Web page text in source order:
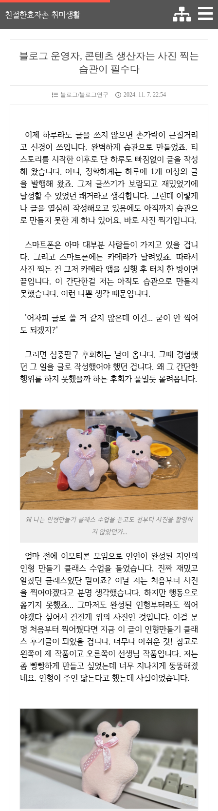
친절한효자손 취미생활
블로그 운영자, 콘텐츠 생산자는 사진 찍는
습관이 필수다
블로그/블로그연구 2024. 11. 7. 22:54
이제 하루라도 글을 쓰지 않으면 손가락이 근질거리
고 신경이 쓰입니다. 완벽하게 습관으로 만들었죠. 티
스토리를 시작한 이후로 단 하루도 빠짐없이 글을 작성
해 왔습니다. 아니, 정확하게는 하루에 1개 이상의 글
을 발행해 왔죠. 그저 글쓰기가 보람되고 재밌었기에
달성할 수 있었던 쾌거라고 생각합니다. 그런데 이렇게
나 글을 열심히 작성해오고 있음에도 아직까지 습관으
로 만들지 못한 게 하나 있어요. 바로 사진 찍기입니다.
스마트폰은 아마 대부분 사람들이 가지고 있을 겁니
다. 그리고 스마트폰에는 카메라가 달려있죠. 따라서
사진 찍는 건 그저 카메라 앱을 실행 후 터치 한 방이면
끝입니다. 이 간단한걸 저는 아직도 습관으로 만들지
못했습니다. 이런 나쁜 생각 때문입니다.
'어차피 글로 쓸 거 같지 않은데 이건... 굳이 안 찍어
도 되겠지?'
그러면 십중팔구 후회하는 날이 옵니다. 그때 경험했
던 그 일을 글로 작성했어야 했던 겁니다. 왜 그 간단한
행위를 하지 못했을까 하는 후회가 물밀듯 몰려옵니다.
왜 나는 인형만들기 클래스 수업을 듣고도 첨부터 사진을 촬영하
지 않았던가...
얼마 전에 이모티콘 모임으로 인연이 완성된 지인의
인형 만들기 클래스 수업을 들었습니다. 진짜 재밌고
알찼던 클래스였단 말이죠? 이날 저는 처음부터 사진
을 찍어야겠다고 분명 생각했습니다. 하지만 행동으로
옮기지 못했죠... 그마저도 완성된 인형부터라도 찍어
야겠다 싶어서 건진게 위의 사진인 것입니다. 이걸 분
명 처음부터 찍어뒀다면 지금 이 글이 인형만들기 클래
스 후기글이 되었을 겁니다. 너무나 아쉬운 것! 참고로
왼쪽이 제 작품이고 오른쪽이 선생님 작품입니다. 저는
좀 빵빵하게 만들고 싶었는데 너무 지나치게 뚱뚱해졌
네요. 인형이 주인 닮는다고 했는데 사실이었습니다.